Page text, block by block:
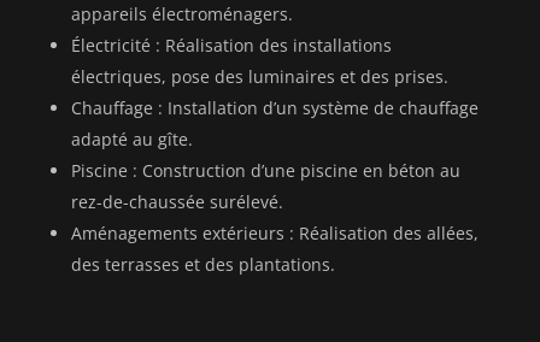
appareils électroménagers.
Électricité : Réalisation des installations
électriques, pose des luminaires et des prises.
Chauffage : Installation d’un système de chauffage
adapté au gîte.
Piscine : Construction d’une piscine en béton au
rez-de-chaussée surélevé.
Aménagements extérieurs : Réalisation des allées,
des terrasses et des plantations.